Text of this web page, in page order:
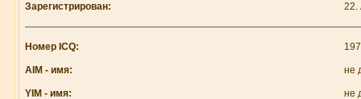
Зарегистрирован: 22.
Номер ICQ:
AIM - имя: не
YIM - имя: не